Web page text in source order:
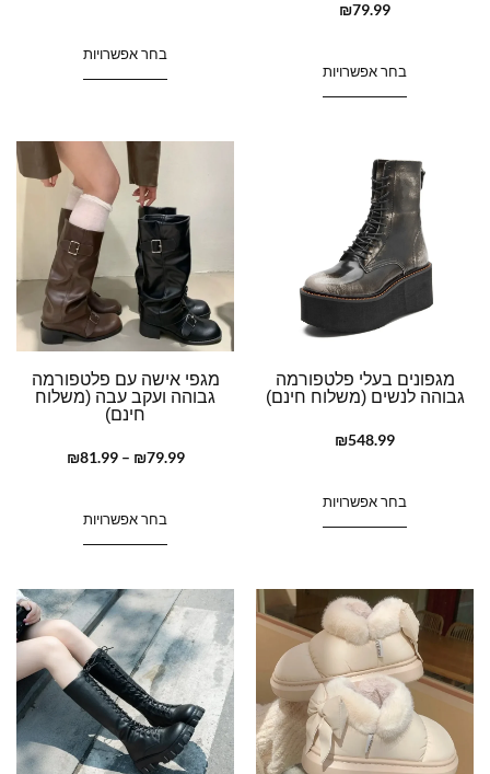
₪79.99
בחר אפשרויות
בחר אפשרויות
מגפונים בעלי פלטפורמה
גבוהה לנשים (משלוח חינם)
₪548.99
בחר אפשרויות
מגפי אישה עם פלטפורמה
גבוהה ועקב עבה (משלוח
חינם)
₪79.99
–
₪81.99
בחר אפשרויות